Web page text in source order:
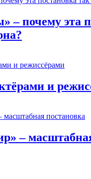
– почему эта
и
–